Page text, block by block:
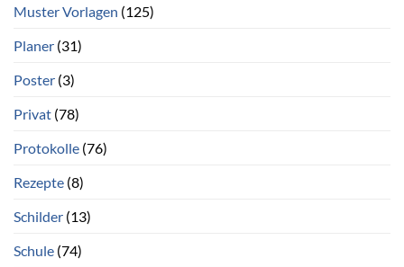
Muster Vorlagen (125)
Planer (31)
Poster (3)
Privat (78)
Protokolle (76)
Rezepte (8)
Schilder (13)
Schule (74)